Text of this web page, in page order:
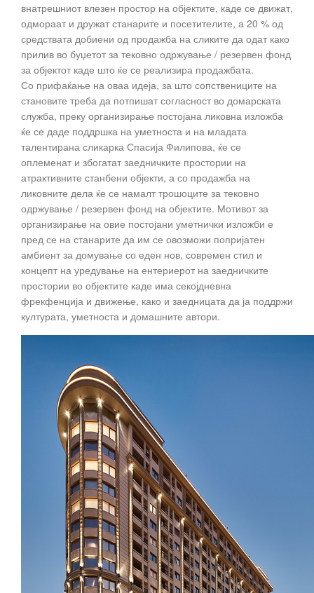
внатрешниот влезен простор на објектите, каде се движат,
одмораат и дружат станарите и посетителите, а 20 % од
средствата добиени од продажба на сликите да одат како
прилив во буџетот за тековно одржување / резервен фонд
за објектот каде што ќе се реализира продажбата.
Со прифаќање на оваа идеја, за што сопствениците на
становите треба да потпишат согласност во домарската
служба, преку организирање постојана ликовна изложба
ќе се даде поддршка на уметноста и на младата
талентирана сликарка Спасија Филипова, ќе се
оплеменат и збогатат заедничките простории на
атрактивните станбени објекти, а со продажба на
ликовните дела ќе се намалт трошоците за тековно
одржување / резервен фонд на објектите. Мотивот за
организирање на овие постојани уметнички изложби е
пред се на станарите да им се овозможи попријатен
амбиент за домување со еден нов, современ стил и
концепт на уредување на ентериерот на заедничките
простории во објектите каде има секојдневна
фрекфенција и движење, како и заедницата да ја поддржи
културата, уметноста и домашните автори.